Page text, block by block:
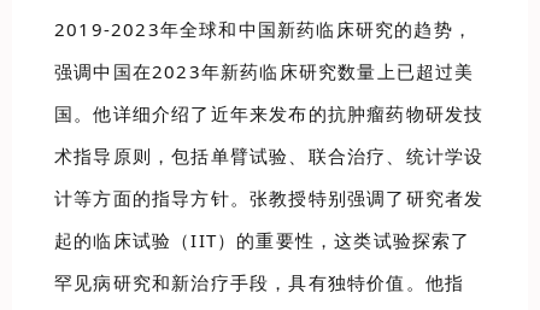
2019-2023年全球和中国新药临床研究的趋势，
强调中国在2023年新药临床研究数量上已超过美
国。他详细介绍了近年来发布的抗肿瘤药物研发技
术指导原则，包括单臂试验、联合治疗、统计学设
计等方面的指导方针。张教授特别强调了研究者发
起的临床试验（IIT）的重要性，这类试验探索了
罕见病研究和新治疗手段，具有独特价值。他指